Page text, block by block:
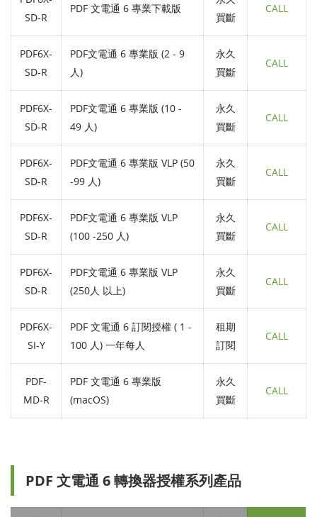
SD-R
PDF 文電通 6 專業下載版
買斷
CALL
PDF6X-
SD-R
PDF文電通 6 專業版 (2 - 9
人)
永久
買斷
CALL
PDF6X-
SD-R
PDF文電通 6 專業版 (10 -
49 人)
永久
買斷
CALL
PDF6X-
SD-R
PDF文電通 6 專業版 VLP (50
-99 人)
永久
買斷
CALL
PDF6X-
SD-R
PDF文電通 6 專業版 VLP
(100 -250 人)
永久
買斷
CALL
PDF6X-
SD-R
PDF文電通 6 專業版 VLP
(250人 以上)
永久
買斷
CALL
PDF6X-
SI-Y
PDF 文電通 6 訂閱授權 ( 1 -
100 人) 一年每人
租期
訂閱
CALL
PDF-
MD-R
PDF 文電通 6 專業版
(macOS)
永久
買斷
CALL
PDF 文電通 6 轉換器授權系列產品